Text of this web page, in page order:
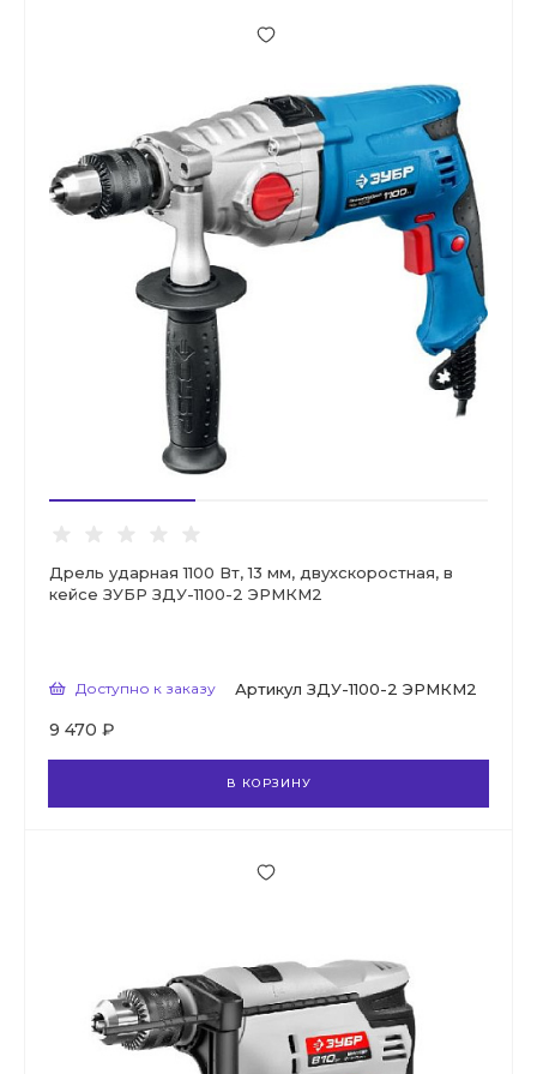
Дрель ударная 1100 Вт, 13 мм, двухскоростная, в
кейсе ЗУБР ЗДУ-1100-2 ЭРМКМ2
Доступно к заказу Артикул ЗДУ-1100-2 ЭРМКМ2
9 470 ₽
В КОРЗИНУ